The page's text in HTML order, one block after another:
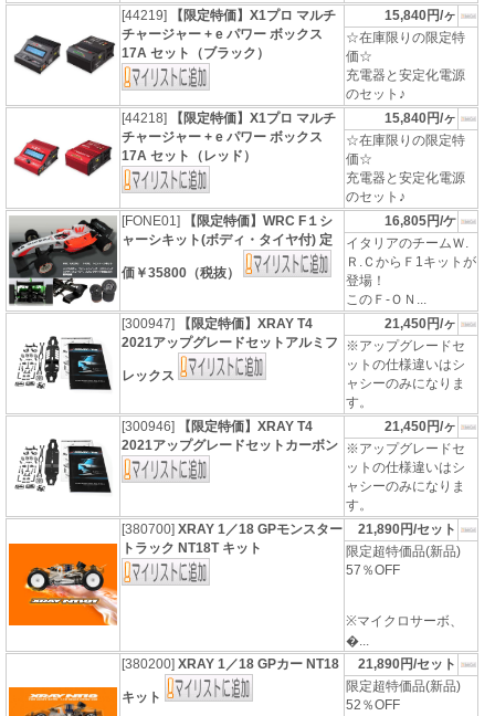
[44219]
【限定特価】X1プロ マルチ
チャージャー + e パワー ボックス
17A セット（ブラック）
15,840円/ヶ
☆在庫限りの限定特
価☆
充電器と安定化電源
のセット♪
[44218]
【限定特価】X1プロ マルチ
チャージャー + e パワー ボックス
17A セット（レッド）
15,840円/ヶ
☆在庫限りの限定特
価☆
充電器と安定化電源
のセット♪
[FONE01]
【限定特価】WRC F１シ
ャーシキット(ボディ・タイヤ付) 定
価￥35800（税抜）
16,805円/ケ
イタリアのチームＷ.
Ｒ.ＣからＦ1キットが
登場！
このＦ-ＯＮ...
[300947]
【限定特価】XRAY T4
2021アップグレードセットアルミフ
レックス
21,450円/ヶ
※アップグレードセ
ットの仕様違いはシ
ャシーのみになりま
す。
[300946]
【限定特価】XRAY T4
2021アップグレードセットカーボン
21,450円/ヶ
※アップグレードセ
ットの仕様違いはシ
ャシーのみになりま
す。
[380700]XRAY 1／18 GPモンスター
トラック NT18T キット
21,890円/セット
限定超特価品(新品)
57％OFF
※マイクロサーボ、
�...
[380200]XRAY 1／18 GPカー NT18
キット
21,890円/セット
限定超特価品(新品)
52％OFF